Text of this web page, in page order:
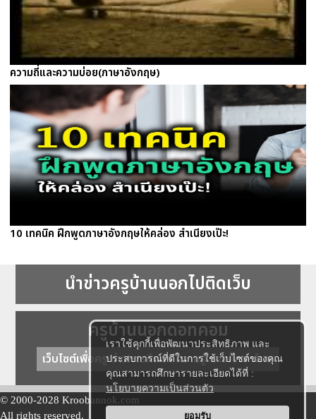
เราใช้คุกกี้เพื่อพัฒนาประสิทธิภาพ และ
ประสบการณ์ที่ดีในการใช้เว็บไซต์ของคุณ
คุณสามารถศึกษารายละเอียดได้ที่ :
นโยบายความเป็นส่วนตัว
ยอมรับ
ความถี่และความบ่อย(ภาษาอังกฤษ)
10 เทคนิค ฝึกพูดภาษาอังกฤษให้คล่อง สำเนียงเป๊ะ!
นำข่าวครูบ้านนอกไปติดเว็บ
ครูบ้านนอกดอทคอม
เว็บไซต์เพื่อครู ข่าวการศึกษา ความรู้ การศึกษาไทย
© 2000-2028 Kroobannok.com
All rights reserved.